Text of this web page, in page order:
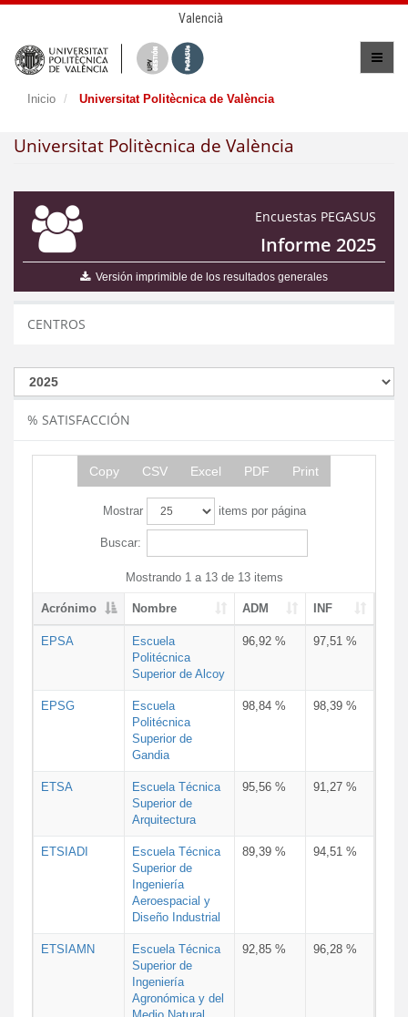
Valencià
Inicio Universitat Politècnica de València
Universitat Politècnica de València
Encuestas PEGASUS
Informe 2025
Versión imprimible de los resultados generales
CENTROS
% SATISFACCIÓN
Copy CSV Excel PDF Print
Mostrar items por página
Buscar:
Mostrando 1 a 13 de 13 items
Acrónimo Nombre ADM INF
EPSA
Escuela
Politécnica
Superior de Alcoy
96,92 % 97,51 %
EPSG
Escuela
Politécnica
Superior de
Gandia
98,84 % 98,39 %
ETSA
Escuela Técnica
Superior de
Arquitectura
95,56 % 91,27 %
ETSIADI
Escuela Técnica
Superior de
Ingeniería
Aeroespacial y
Diseño Industrial
89,39 % 94,51 %
ETSIAMN
Escuela Técnica
Superior de
Ingeniería
Agronómica y del
Medio Natural
92,85 % 96,28 %